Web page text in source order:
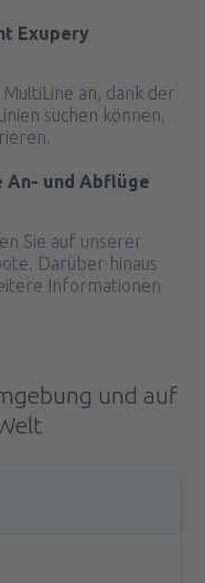
Exupery
an, dank der
suchen können,
und Abflüge
Sie auf unserer
Darüber hinaus
Informationen
und auf